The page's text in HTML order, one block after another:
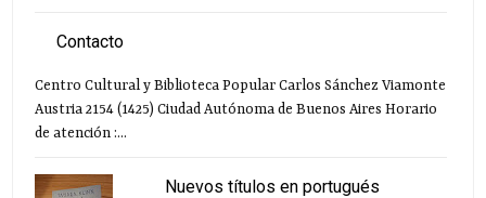
Contacto
Centro Cultural y Biblioteca Popular Carlos Sánchez Viamonte
Austria 2154 (1425) Ciudad Autónoma de Buenos Aires Horario
de atención :...
Nuevos títulos en portugués